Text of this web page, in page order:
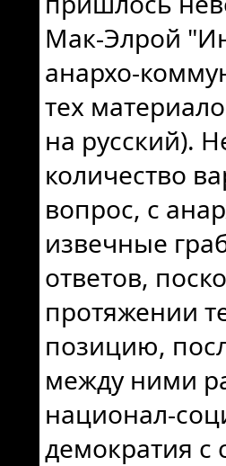
Мак-Элрой
анархо-
тех
на русский).
количество
вопрос, с
извечные
ответов,
протяжении
позицию,
между ними
национал-
демократия